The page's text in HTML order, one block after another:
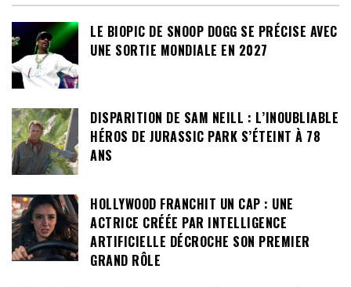
LE BIOPIC DE SNOOP DOGG SE PRÉCISE AVEC
UNE SORTIE MONDIALE EN 2027
DISPARITION DE SAM NEILL : L’INOUBLIABLE
HÉROS DE JURASSIC PARK S’ÉTEINT À 78
ANS
HOLLYWOOD FRANCHIT UN CAP : UNE
ACTRICE CRÉÉE PAR INTELLIGENCE
ARTIFICIELLE DÉCROCHE SON PREMIER
GRAND RÔLE